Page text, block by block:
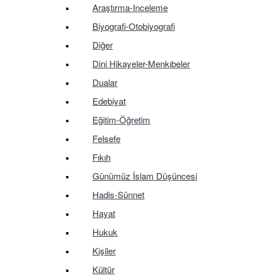
Araştırma-Inceleme
Biyografi-Otobiyografi
Diğer
Dini Hikayeler-Menkıbeler
Dualar
Edebiyat
Eğitim-Öğretim
Felsefe
Fıkıh
Günümüz İslam Düşüncesi
Hadis-Sünnet
Hayat
Hukuk
Kişiler
Kültür